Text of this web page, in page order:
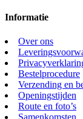
Informatie
Over ons
Bestelprocedure
Verzending en
Openingstijden
Route en foto’s
Samenkomsten